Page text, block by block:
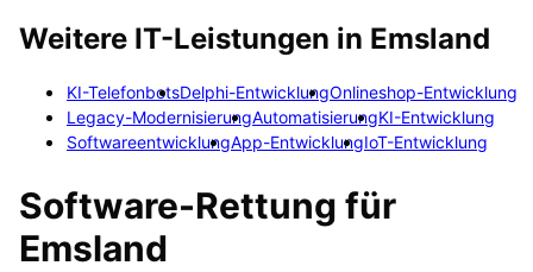
Weitere IT-Leistungen in Emsland
KI-TelefonbotsDelphi-EntwicklungOnlineshop-Entwicklung
Legacy-ModernisierungAutomatisierungKI-Entwicklung
SoftwareentwicklungApp-EntwicklungIoT-Entwicklung
Software-Rettung für
Emsland